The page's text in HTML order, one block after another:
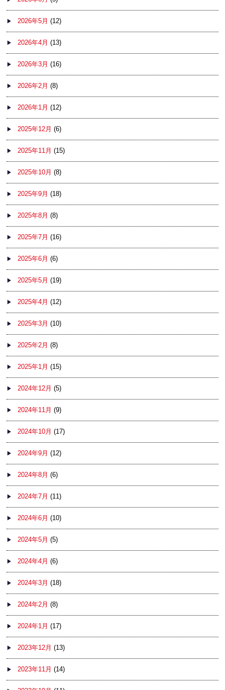
2026年5月 (12)
2026年4月 (13)
2026年3月 (16)
2026年2月 (8)
2026年1月 (12)
2025年12月 (6)
2025年11月 (15)
2025年10月 (8)
2025年9月 (18)
2025年8月 (8)
2025年7月 (16)
2025年6月 (6)
2025年5月 (19)
2025年4月 (12)
2025年3月 (10)
2025年2月 (8)
2025年1月 (15)
2024年12月 (5)
2024年11月 (9)
2024年10月 (17)
2024年9月 (12)
2024年8月 (6)
2024年7月 (11)
2024年6月 (10)
2024年5月 (5)
2024年4月 (6)
2024年3月 (18)
2024年2月 (8)
2024年1月 (17)
2023年12月 (13)
2023年11月 (14)